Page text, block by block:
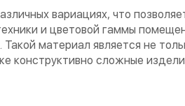
вариациях, что
и цветовой гаммы
материал является не
конструктивно сложные